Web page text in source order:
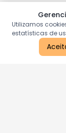
Utilizamos
estatísticas de